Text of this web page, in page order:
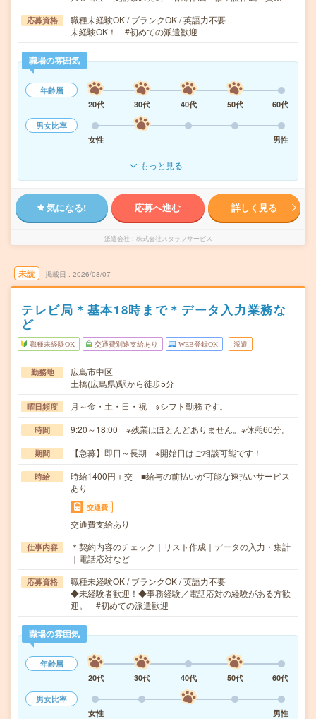
応募資格
職種未経験OK / ブランクOK / 英語力不要
未経験OK！ #初めての派遣歓迎
職場の雰囲気
年齢層
20代
30代 40代 50代
60代
男女比率
女性
男性
もっと見る
気になる! 応募へ進む 詳しく見る
派遣会社 株式会社スタッフサービス
未読 掲載日 2026/08/07
テレビ局＊基本18時まで＊データ入力業務な
ど
職種未経験OK 交通費別途支給あり WEB登録OK 派遣
勤務地
広島市中区
土橋(広島県)駅から徒歩5分
曜日頻度 月～金・土・日・祝 ※シフト勤務です。
時間 9:20～18:00 ※残業はほとんどありません。※休憩60分。
期間 【急募】即日～長期 ※開始日はご相談可能です！
時給
時給1400円＋交 ■給与の前払いが可能な速払いサービス
あり
交通費
交通費支給あり
仕事内容
＊契約内容のチェック｜リスト作成｜データの入力・集計
｜電話応対など
応募資格
職種未経験OK / ブランクOK / 英語力不要
◆未経験者歓迎！◆事務経験／電話応対の経験がある方歓
迎。 #初めての派遣歓迎
職場の雰囲気
年齢層
20代
30代 40代 50代
60代
男女比率
女性
男性